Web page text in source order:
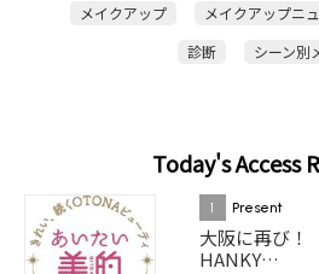
メイクアップ
メイクアップニ
診断
シーン別
Today's Access
1 Present
大阪に再び！
HANKY…